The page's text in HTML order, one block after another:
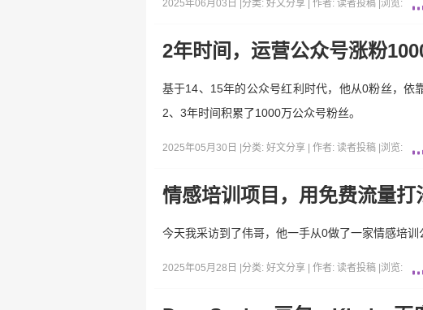
2025年06月03日 | 分类: 好文分享 | 作者: 读者投稿 浏览:
2年时间，运营公众号涨粉
基于14、15年的公众号红利时代，他从0粉丝，依
2、3年时间积累了1000万公众号粉丝。
2025年05月30日 | 分类: 好文分享 | 作者: 读者投稿 浏览:
情感培训项目，用免费流量打
今天我采访到了伟哥，他一手从0做了一家情感培
2025年05月28日 | 分类: 好文分享 | 作者: 读者投稿 浏览: